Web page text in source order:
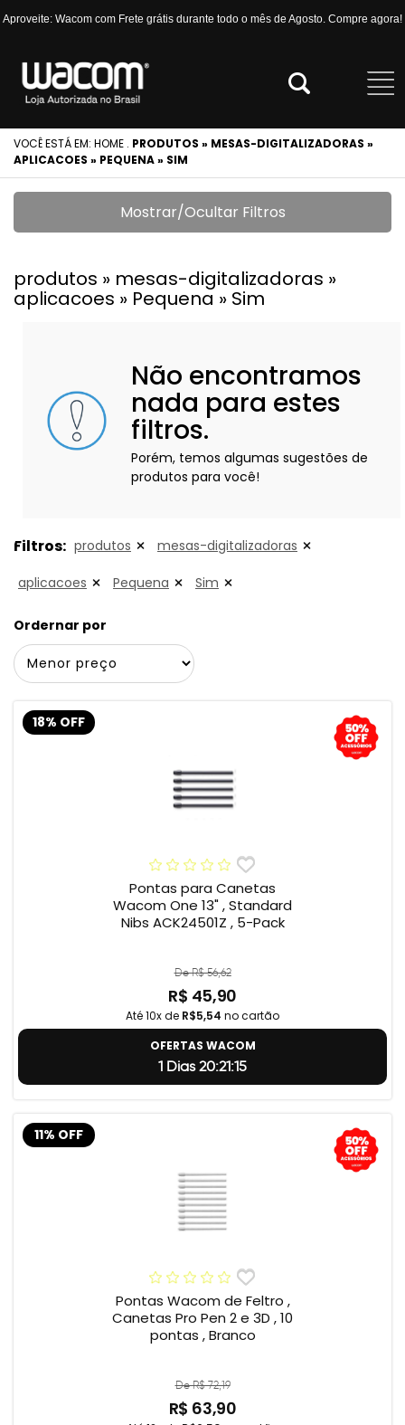
Aproveite: Wacom com Frete grátis durante todo o mês de Agosto. Compre agora!
VOCÊ ESTÁ EM: HOME . PRODUTOS » MESAS-DIGITALIZADORAS »
APLICACOES » PEQUENA » SIM
Mostrar/Ocultar Filtros
produtos » mesas-digitalizadoras »
aplicacoes » Pequena » Sim
Não encontramos
nada para estes
filtros.
Porém, temos algumas sugestões de
produtos para você!
Filtros: produtos mesas-digitalizadoras
aplicacoes Pequena Sim
Ordernar por
18% OFF
Pontas para Canetas
Wacom One 13" , Standard
Nibs ACK24501Z , 5-Pack
De R$ 56,62
R$ 45,90
Até 10x de R$5,54 no cartão
OFERTAS WACOM
1 Dias 20:21:14
11% OFF
Pontas Wacom de Feltro ,
Canetas Pro Pen 2 e 3D , 10
pontas , Branco
De R$ 72,19
R$ 63,90